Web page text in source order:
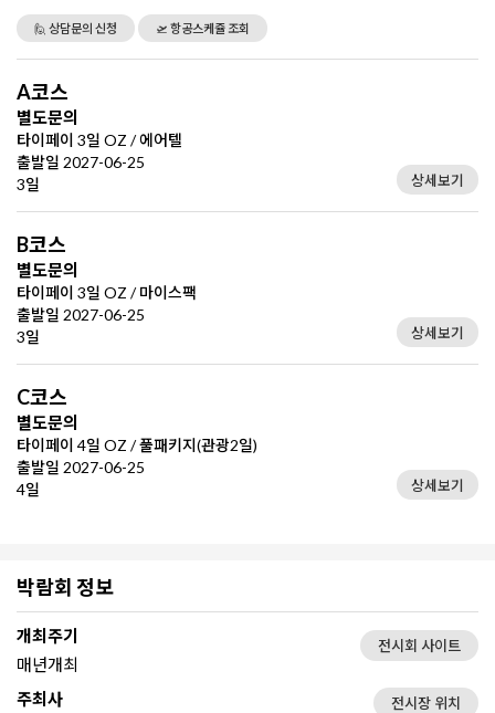
🙋 상담문의 신청 🛫 항공스케쥴 조회
A코스
별도문의
타이페이 3일 OZ / 에어텔
출발일 2027-06-25
3일
상세보기
B코스
별도문의
타이페이 3일 OZ / 마이스팩
출발일 2027-06-25
3일
상세보기
C코스
별도문의
타이페이 4일 OZ / 풀패키지(관광2일)
출발일 2027-06-25
4일
상세보기
박람회 정보
개최주기
매년개최
전시회 사이트
주최사
전시장 위치